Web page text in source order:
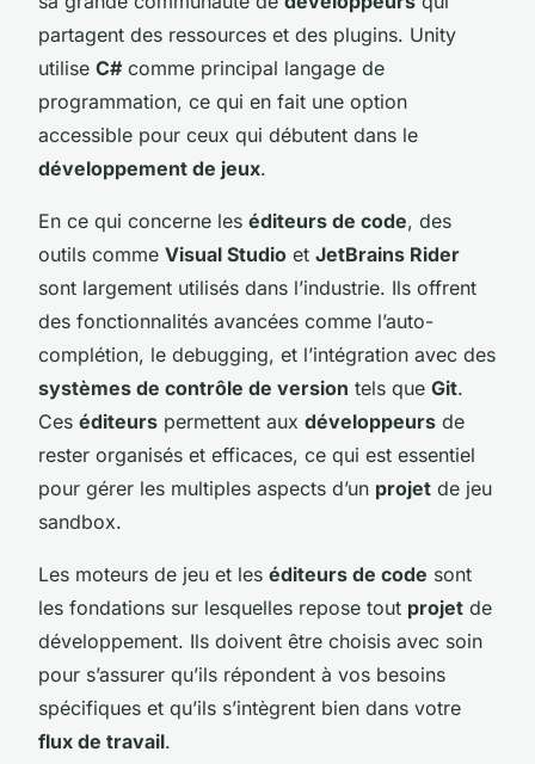
partagent des ressources et des plugins. Unity
utilise C# comme principal langage de
programmation, ce qui en fait une option
accessible pour ceux qui débutent dans le
développement de jeux.
En ce qui concerne les éditeurs de code, des
outils comme Visual Studio et JetBrains Rider
sont largement utilisés dans l’industrie. Ils offrent
des fonctionnalités avancées comme l’auto-
complétion, le debugging, et l’intégration avec des
systèmes de contrôle de version tels que Git.
Ces éditeurs permettent aux développeurs de
rester organisés et efficaces, ce qui est essentiel
pour gérer les multiples aspects d’un projet de jeu
sandbox.
Les moteurs de jeu et les éditeurs de code sont
les fondations sur lesquelles repose tout projet de
développement. Ils doivent être choisis avec soin
pour s’assurer qu’ils répondent à vos besoins
spécifiques et qu’ils s’intègrent bien dans votre
flux de travail.